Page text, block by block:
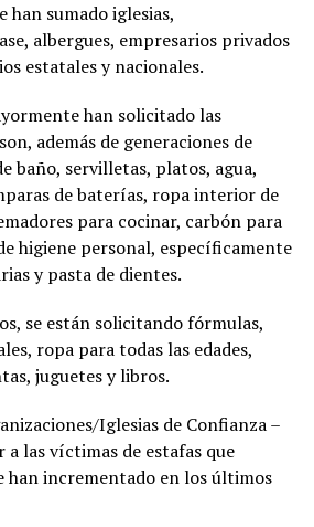
han sumado iglesias,
albergues, empresarios privados
estatales y nacionales.
han solicitado las
además de generaciones de
baño, servilletas, platos, agua,
de baterías, ropa interior de
para cocinar, carbón para
higiene personal, específicamente
y pasta de dientes.
se están solicitando fórmulas,
ropa para todas las edades,
juguetes y libros.
Iglesias de Confianza –
a las víctimas de estafas que
han incrementado en los últimos